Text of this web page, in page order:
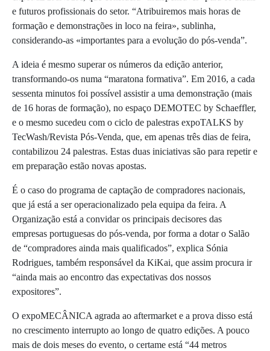
e futuros profissionais do setor. “Atribuiremos mais horas de
formação e demonstrações in loco na feira», sublinha,
considerando-as «importantes para a evolução do pós-venda”.
A ideia é mesmo superar os números da edição anterior,
transformando-os numa “maratona formativa”. Em 2016, a cada
sessenta minutos foi possível assistir a uma demonstração (mais
de 16 horas de formação), no espaço DEMOTEC by Schaeffler,
e o mesmo sucedeu com o ciclo de palestras expoTALKS by
TecWash/Revista Pós-Venda, que, em apenas três dias de feira,
contabilizou 24 palestras. Estas duas iniciativas são para repetir e
em preparação estão novas apostas.
É o caso do programa de captação de compradores nacionais,
que já está a ser operacionalizado pela equipa da feira. A
Organização está a convidar os principais decisores das
empresas portuguesas do pós-venda, por forma a dotar o Salão
de “compradores ainda mais qualificados”, explica Sónia
Rodrigues, também responsável da KiKai, que assim procura ir
“ainda mais ao encontro das expectativas dos nossos
expositores”.
O expoMECÂNICA agrada ao aftermarket e a prova disso está
no crescimento interrupto ao longo de quatro edições. A pouco
mais de dois meses do evento, o certame está “44 metros